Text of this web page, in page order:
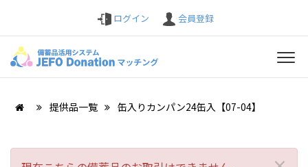
ログイン 会員登録
提供品一覧 缶入りカンパン24缶入【07-04】